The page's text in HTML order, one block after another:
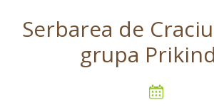
Serbarea de
grupa